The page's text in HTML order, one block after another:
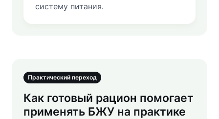
систему питания.
Практический переход
Как готовый рацион помогает
применять БЖУ на практике